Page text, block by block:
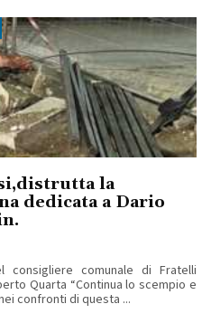
la
dedicata a Dario
comunale di Fratelli
Quarta “Continua lo scempio e
confronti di questa ...